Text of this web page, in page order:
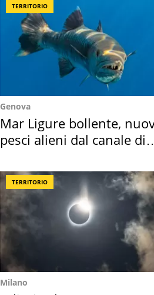
TERRITORIO
Genova
Mar Ligure bollente,
pesci alieni dal canale di
TERRITORIO
Milano